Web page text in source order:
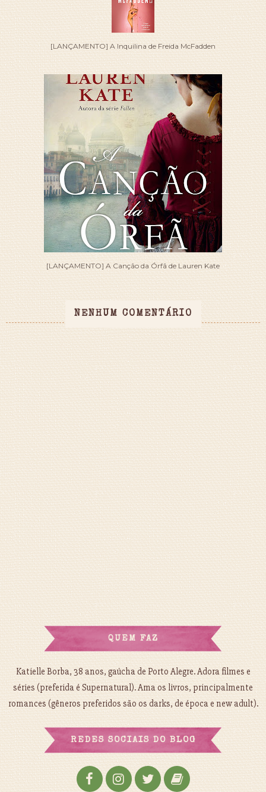
[LANÇAMENTO] A Inquilina de Freida McFadden
[LANÇAMENTO] A Canção da Órfã de Lauren Kate
NENHUM COMENTÁRIO
QUEM FAZ
Katielle Borba, 38 anos, gaúcha de Porto Alegre. Adora filmes e
séries (preferida é Supernatural). Ama os livros, principalmente
romances (gêneros preferidos são os darks, de época e new adult).
REDES SOCIAIS DO BLOG